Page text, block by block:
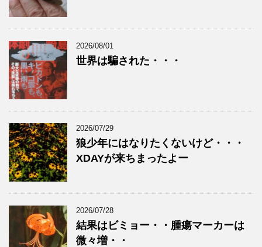
2026/08/01
世界は騙された・・・
2026/07/29
狼少年にはなりたくないけど・・・
XDAYが来ちまったよー
2026/07/28
結果はビミョー・・腫瘍マーカーは
微々増・・